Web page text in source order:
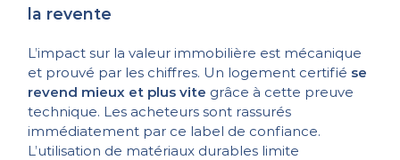
la revente
L’impact sur la valeur immobilière est mécanique
et prouvé par les chiffres. Un logement certifié se
revend mieux et plus vite grâce à cette preuve
technique. Les acheteurs sont rassurés
immédiatement par ce label de confiance.
L’utilisation de matériaux durables limite